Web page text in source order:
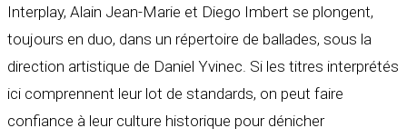
Interplay, Alain Jean-Marie et Diego Imbert se plongent,
toujours en duo, dans un répertoire de ballades, sous la
direction artistique de Daniel Yvinec. Si les titres interprétés
ici comprennent leur lot de standards, on peut faire
confiance à leur culture historique pour dénicher